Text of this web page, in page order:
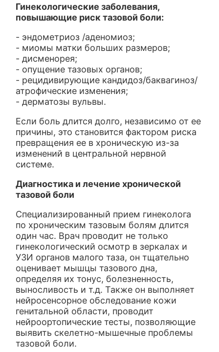
Гинекологические заболевания,
повышающие риск тазовой боли:
- эндометриоз /аденомиоз;
- миомы матки больших размеров;
- дисменорея;
- опущение тазовых органов;
- рецидивирующие кандидоз/баквагиноз/
атрофические изменения;
- дерматозы вульвы.
Если боль длится долго, независимо от ее
причины, это становится фактором риска
превращения ее в хроническую из-за
изменений в центральной нервной
системе.
Диагностика и лечение хронической
тазовой боли
Специализированный прием гинеколога
по хроническим тазовым болям длится
один час. Врач проводит не только
гинекологический осмотр в зеркалах и
УЗИ органов малого таза, он тщательно
оценивает мышцы тазового дна,
определяя их тонус, болезненность,
выносливость и т.д. Также он выполняет
нейросенсорное обследование кожи
генитальной области, проводит
нейроортопические тесты, позволяющие
выявить скелетно-мышечные проблемы
тазовой боли.